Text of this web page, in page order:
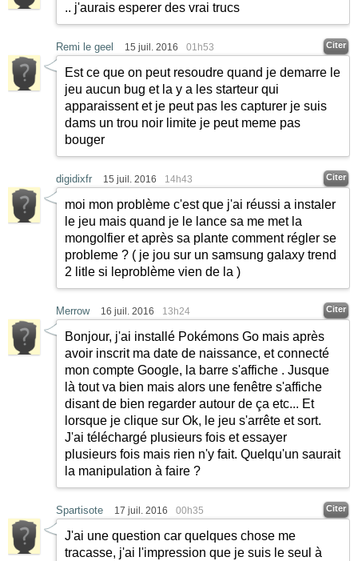
.. j'aurais esperer des vrai trucs
Remi le geel 15 juil. 2016 01h53 Citer
Est ce que on peut resoudre quand je demarre le
jeu aucun bug et la y a les starteur qui
apparaissent et je peut pas les capturer je suis
dams un trou noir limite je peut meme pas
bouger
digidixfr 15 juil. 2016 14h43 Citer
moi mon problème c'est que j'ai réussi a instaler
le jeu mais quand je le lance sa me met la
mongolfier et après sa plante comment régler se
probleme ? ( je jou sur un samsung galaxy trend
2 litle si leproblème vien de la )
Merrow 16 juil. 2016 13h24 Citer
Bonjour, j'ai installé Pokémons Go mais après
avoir inscrit ma date de naissance, et connecté
mon compte Google, la barre s'affiche . Jusque
là tout va bien mais alors une fenêtre s'affiche
disant de bien regarder autour de ça etc... Et
lorsque je clique sur Ok, le jeu s'arrête et sort.
J'ai téléchargé plusieurs fois et essayer
plusieurs fois mais rien n'y fait. Quelqu'un saurait
la manipulation à faire ?
Spartisote 17 juil. 2016 00h35 Citer
J'ai une question car quelques chose me
tracasse, j'ai l'impression que je suis le seul à